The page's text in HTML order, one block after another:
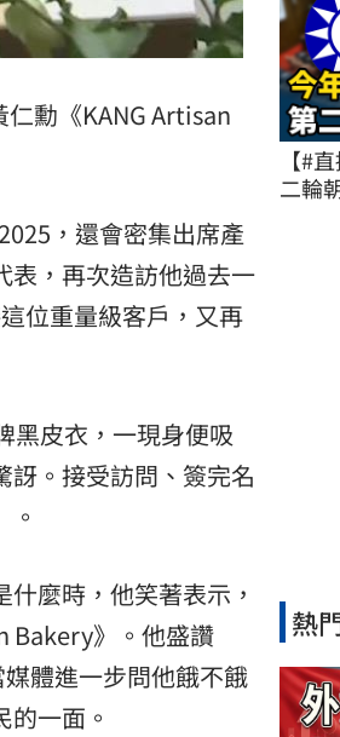
勳《KANG Artisan
，還會密集出席產
表，再次造訪他過去一
位重量級客戶，又再
黑皮衣，一現身便吸
。接受訪問、簽完名
麼時，他笑著表示，
Bakery》。他盛讚
體進一步問他餓不餓
一面。
【#
二輪
熱